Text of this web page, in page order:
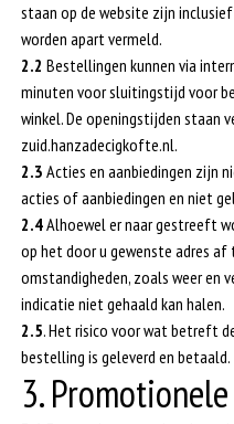
staan op de website zijn
worden apart vermeld.
2.2 Bestellingen kunnen via
minuten voor sluitingstijd voor
winkel. De openingstijden
zuid.hanzadecigkofte.nl.
2.3 Acties en aanbiedingen zijn
acties of aanbiedingen en niet
2.4Alhoewel er naar gestreeft
op het door u gewenste adres
omstandigheden, zoals weer en
indicatie niet gehaald kan halen.
2.5. Het risico voor wat betreft
bestelling is geleverd en betaald.
3.